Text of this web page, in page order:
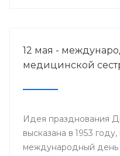
12 мая -
медицинской
Идея празднования
высказана в 1953
международный день